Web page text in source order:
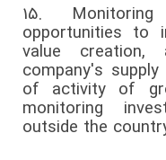
15.
opportunities to
value creation,
company's
of activity of
monitoring
outside the